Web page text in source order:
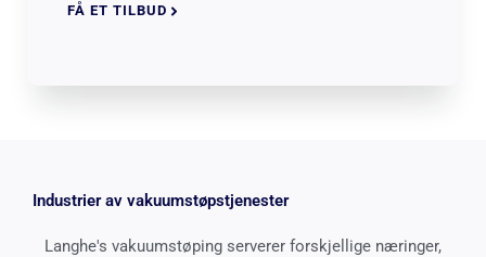
FÅ ET TILBUD
Industrier av vakuumstøpstjenester
Langhe's vakuumstøping serverer forskjellige næringer,